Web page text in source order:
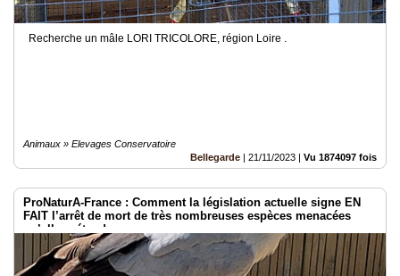
Recherche un mâle LORI TRICOLORE, région Loire .
Animaux » Elevages Conservatoire
Bellegarde | 21/11/2023 | Vu 1874097 fois
ProNaturA-France : Comment la législation actuelle signe EN
FAIT l’arrêt de mort de très nombreuses espèces menacées
qu’elle prétend sauver.